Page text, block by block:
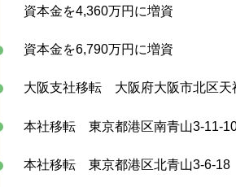
資本金を4,360万円に増資
資本金を6,790万円に増資
大阪支社移転 大阪府大阪市北区天
本社移転 東京都港区南青山3-11-
本社移転 東京都港区北青山3-6-